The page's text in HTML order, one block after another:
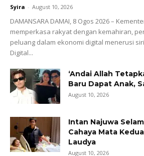
Syira - August 10, 2026
DAMANSARA DAMAI, 8 Ogos 2026 –
memperkasa rakyat dengan kemahiran,
peluang dalam ekonomi digital menerusi
Digital...
‘Andai Allah
Baru Dapat Anak,
August 10, 2026
Intan Najuwa
Cahaya Mata
Laudya
August 10, 2026